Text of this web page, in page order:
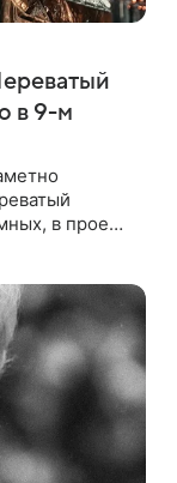
в 9-м
в проект